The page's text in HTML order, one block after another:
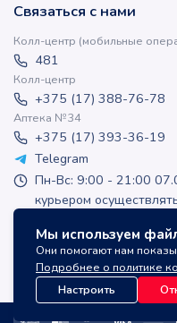
Мы используем
Они помогают нам
Подробнее о политике
Настроить
Связаться с нами
Колл-центр (мобильные
481
Колл-центр
+375 (17) 388-76-78
Аптека №34
+375 (17) 393-36-19
Telegram
Пн-Вс: 9:00 - 21:00
курьером
inlek_apteka
inlek_apteka